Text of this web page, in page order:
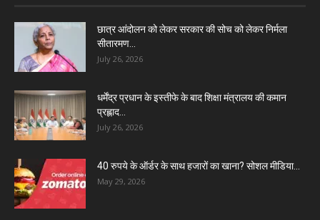
छात्र आंदोलन को लेकर सरकार की सोच को लेकर निर्मला
सीतारमण...
July 26, 2026
धर्मेंद्र प्रधान के इस्तीफे के बाद शिक्षा मंत्रालय की कमान
प्रह्लाद...
July 26, 2026
40 रुपये के ऑर्डर के साथ हजारों का खाना? सोशल मीडिया...
May 29, 2026